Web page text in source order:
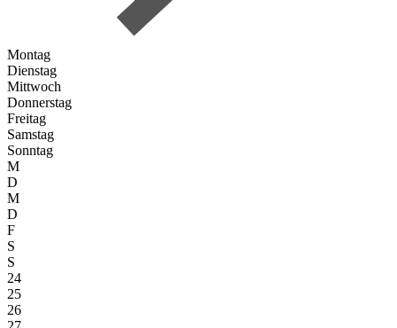
Montag
Dienstag
Mittwoch
Donnerstag
Freitag
Samstag
Sonntag
M
D
M
D
F
S
S
24
25
26